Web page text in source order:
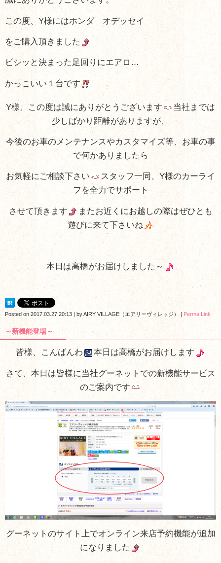
この度、Y様にはホンダ オデッセイ
をご購入頂きました
ビシッと決まった足回りにエアロ…
かっこいい１台です
Y様、この度は誠にありがとうございます
当社までは
少しばかり距離がありますが、
今後のお車のメンテナンスやカスタマイズ等、お車の事
で何かありましたら
お気軽にご相談下さい
スタッフ一同、Y様のカーライ
フを全力でサポート
させて頂きます
またお近くにお越しの際はぜひとも
遊びに来て下さいね
本日は高橋がお届けしました～
Posted on 2017.03.27 20:13 byAIRY VILLAGE（エアリーヴィレッジ） Perma Link
～新機能登場～
皆様、こんばんわ 本日は高橋がお届けします
さて、本日は皆様に当社グーネットでの新機能サービス
のご案内です
グーネットのサイト上でオンライン来店予約機能が追加
になりました